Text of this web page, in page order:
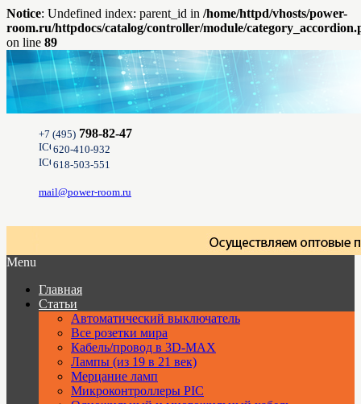
Notice: Undefined index: parent_id in /home/httpd/vhosts/power-
room.ru/httpdocs/catalog/controller/module/
on line 89
+7 (495) 798-82-47
620-410-932
618-503-551
mail@power-room.ru
Menu
Главная
Статьи
Автоматический выключатель
Все розетки мира
Кабель/провод в 3D-MAX
Лампы (из 19 в 21 век)
Мерцание ламп
Микроконтроллеры PIC